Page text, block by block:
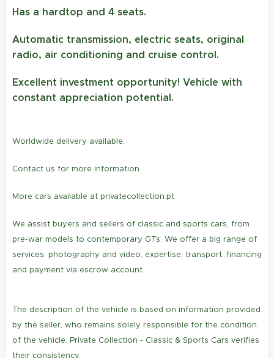
Has a hardtop and 4 seats.
Automatic transmission, electric seats, original
radio, air conditioning and cruise control.
Excellent investment opportunity! Vehicle with
constant appreciation potential.
Worldwide delivery available.
Contact us for more information
More cars available at privatecollection.pt
We assist buyers and sellers of classic and sports cars, from
pre-war models to contemporary GTs. We offer a big range of
services: photography and video, expertise, transport, financing
and payment via escrow account.
The description of the vehicle is based on information provided
by the seller, who remains solely responsible for the condition
of the vehicle. Private Collection - Classic & Sports Cars verifies
their consistency.